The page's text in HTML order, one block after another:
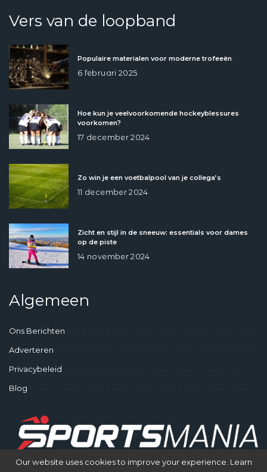
Vers van de loopband
Populaire materialen voor moderne trofeeën
6 februari 2025
Hoe kun je veelvoorkomende hockeyblessures
voorkomen?
17 december 2024
Zo win je een voetbalpool van je collega’s
11 december 2024
Zicht en stijl in de sneeuw: essentials voor dames
op de piste
14 november 2024
Algemeen
Ons Berichten
Adverteren
Privacybeleid
Blog
Our website uses cookies to improve your experience. Learn